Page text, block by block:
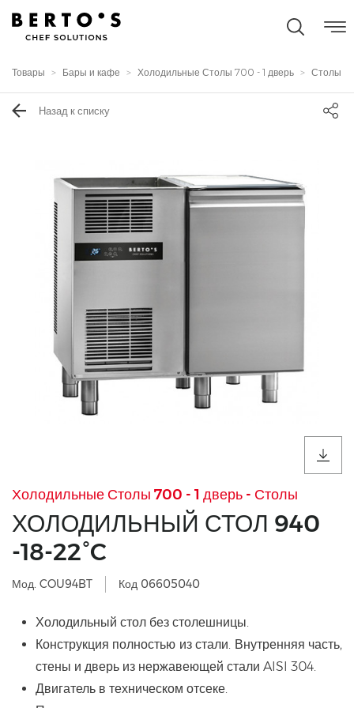
Товары Бары и кафе Холодильные Столы 700 - 1 дверь Столы
Назад к списку
Холодильные Столы 700 - 1 дверь - Столы
ХОЛОДИЛЬНЫЙ СТОЛ 940
-18-22°C
Мод. COU94BT Код 06605040
Холодильный стол без столешницы.
Конструкция полностью из стали. Внутренняя часть,
стены и дверь из нержавеющей стали AISI 304.
Двигатель в техническом отсеке.